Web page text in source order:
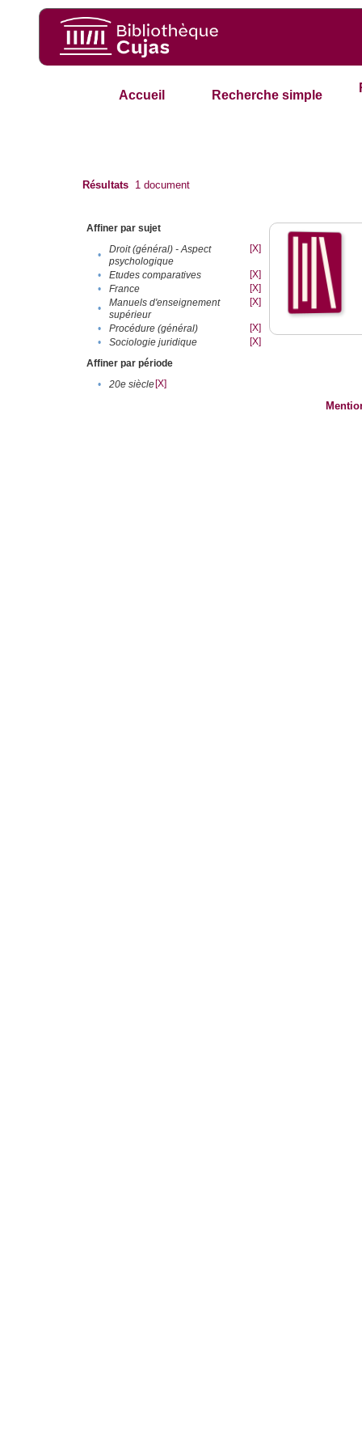
Accueil Recherche simple
Résultats 1 document
Affiner par sujet
•
Droit (général) - Aspect
psychologique
[X]
• Etudes comparatives
[X]
•
France
[X]
•
Manuels d'enseignement
supérieur
[X]
• Procédure (général)
[X]
•
Sociologie juridique
[X]
Affiner par période
•
20e siècle[X]